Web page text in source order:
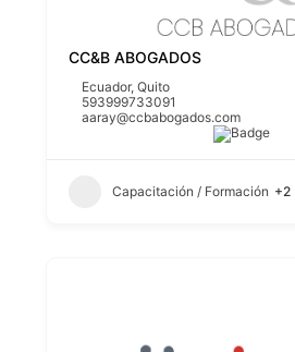
CC&B ABOGADOS
Ecuador,Quito
593999733091
aaray@ccbabogados.com
Capacitación / Formación +2